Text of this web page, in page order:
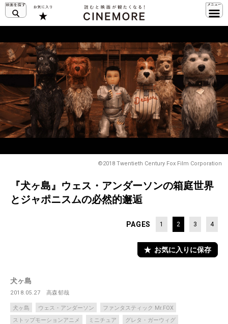
©2018 Twentieth Century Fox Film Corporation
『犬ヶ島』ウェス・アンダーソンの箱庭世界
とジャポニスムの必然的邂逅
PAGES 1 2 3 4
お気に入りに保存
犬ヶ島
2018.05.27 高森郁哉
犬ヶ島 ウェス・アンダーソン
ファンタスティック Mr.FOX
ストップモーションアニメ
ミニチュア
グレタ・ガーウィグ